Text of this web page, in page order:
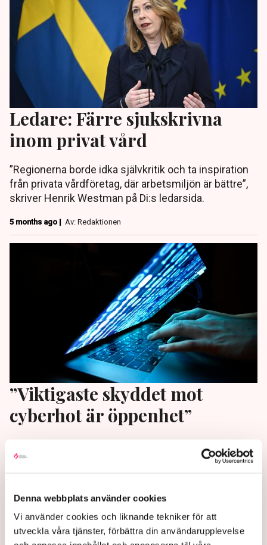
Denna webbplats använder cookies
Vi använder cookies och liknande tekniker för att
utveckla våra tjänster, förbättra din användarupplevelse
Ledare: Färre sjukskrivna
inom privat vård
”Regionerna borde idka självkritik och ta inspiration
från privata vårdföretag, där arbetsmiljön är bättre”,
skriver Henrik Westman på Di:s ledarsida.
5 months ago | Av: Redaktionen
”Viktigaste skyddet mot
cyberhot är öppenhet”
samhället och företagen, skriver Henrik Westman på
Di:s ledarsida.
6 months ago | Av: Redaktionen